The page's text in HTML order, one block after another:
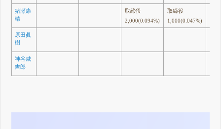
猪瀬康
晴
取締役
2,000(0.094%)
取締役
1,000(0.047%)
原田眞
樹
神谷咸
吉郎